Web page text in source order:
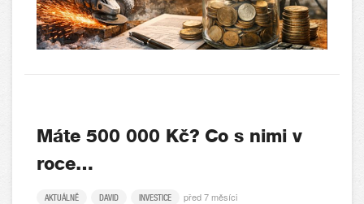
Máte 500 000 Kč? Co s nimi v
roce…
AKTUÁLNĚ DAVID INVESTICE před 7 měsíci